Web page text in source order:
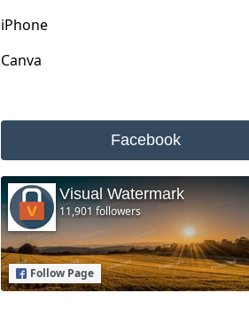
iPhone
Canva
Facebook
Visual Watermark
11,901 followers
Follow Page